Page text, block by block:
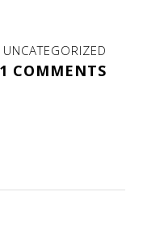
UNCATEGORIZED
COMMENTS